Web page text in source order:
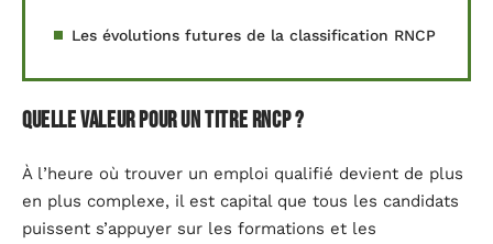
Les évolutions futures de la classification RNCP
Quelle valeur pour un titre RNCP ?
À l’heure où trouver un emploi qualifié devient de plus
en plus complexe, il est capital que tous les candidats
puissent s’appuyer sur les formations et les